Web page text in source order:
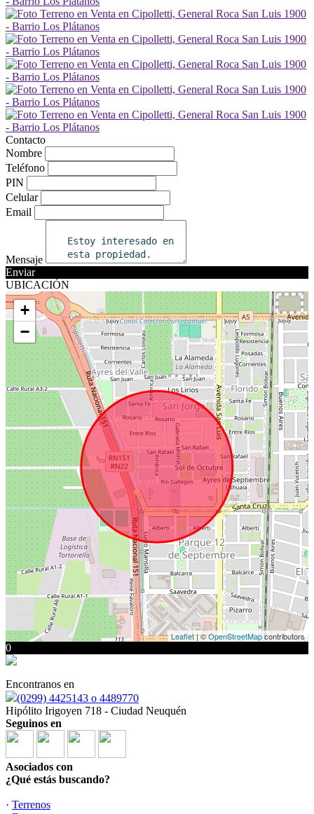
Contacto
Nombre
Teléfono
PIN
Celular
Email
Mensaje
Enviar
UBICACIÓN
+
−
Leaflet| ©OpenStreetMapcontributors
0
Encontranos en
(0299) 4425143 o 4489770
Hipólito Irigoyen 718 - Ciudad Neuquén
Seguinos en
Asociados con
¿Qué estás buscando?
· Terrenos